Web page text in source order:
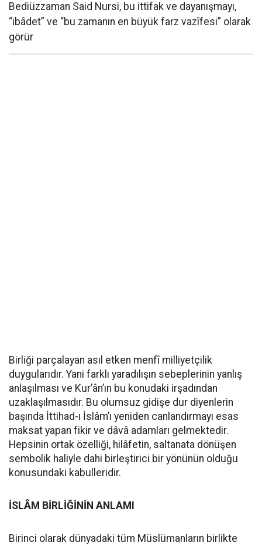
Bediüzzaman Said Nursi, bu ittifak ve dayanışmayı,
“ibâdet” ve “bu zamanın en büyük farz vazîfesi” olarak
görür
Birliği parçalayan asıl etken menfî milliyetçilik
duygularıdır. Yani farklı yaradılışın sebeplerinin yanlış
anlaşılması ve Kur’ân’ın bu konudaki irşadından
uzaklaşılmasıdır. Bu olumsuz gidişe dur diyenlerin
başında İttihad-ı İslâm’ı yeniden canlandırmayı esas
maksat yapan fikir ve dâvâ adamları gelmektedir.
Hepsinin ortak özelliği, hilâfetin, saltanata dönüşen
sembolik haliyle dahi birleştirici bir yönünün olduğu
konusundaki kabulleridir.
İSLÂM BİRLİĞİNİN ANLAMI
Birinci olarak dünyadaki tüm Müslümanların birlikte